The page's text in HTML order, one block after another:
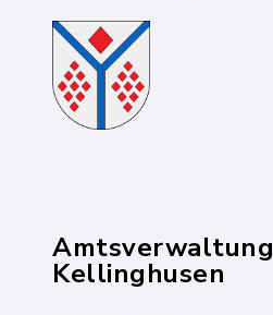
Amtsverwaltung
Kellinghusen